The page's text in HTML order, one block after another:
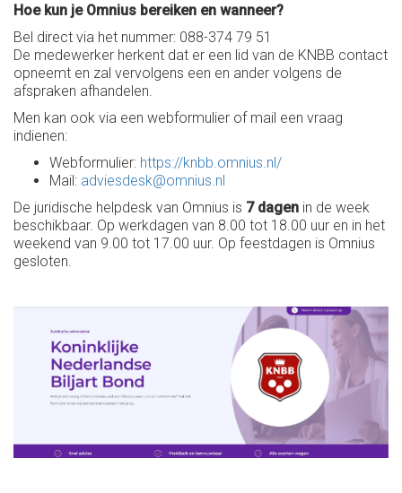
Hoe kun je Omnius bereiken en wanneer?
Bel direct via het nummer: 088-374 79 51
De medewerker herkent dat er een lid van de KNBB contact
opneemt en zal vervolgens een en ander volgens de
afspraken afhandelen.
Men kan ook via een webformulier of mail een vraag
indienen:
Webformulier: https://knbb.omnius.nl/
Mail: adviesdesk@omnius.nl
De juridische helpdesk van Omnius is 7 dagen in de week
beschikbaar. Op werkdagen van 8.00 tot 18.00 uur en in het
weekend van 9.00 tot 17.00 uur. Op feestdagen is Omnius
gesloten.